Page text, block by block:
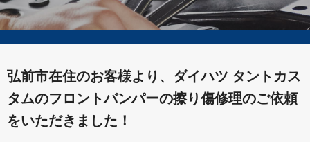
弘前市在住のお客様より、ダイハツ タントカス
タムのフロントバンパーの擦り傷修理のご依頼
をいただきました！